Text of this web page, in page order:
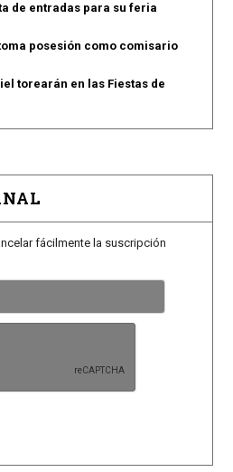
de entradas para su feria
posesión como comisario
torearán en las Fiestas de
fácilmente la suscripción